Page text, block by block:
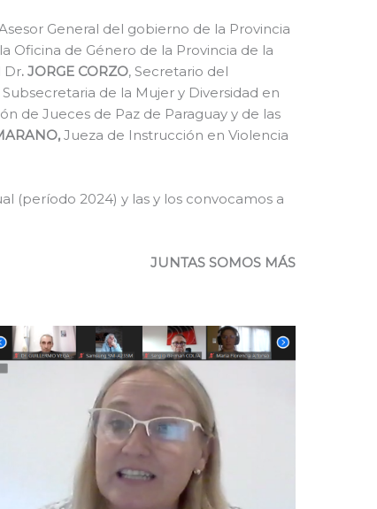
General del gobierno de la Provincia
Oficina de Género de la Provincia de la
Dr. JORGE CORZO, Secretario del
Subsecretaria de la Mujer y Diversidad en
de Jueces de Paz de Paraguay y de las
Jueza de Instrucción en Violencia
(período 2024) y las y los convocamos a
JUNTAS SOMOS MÁS